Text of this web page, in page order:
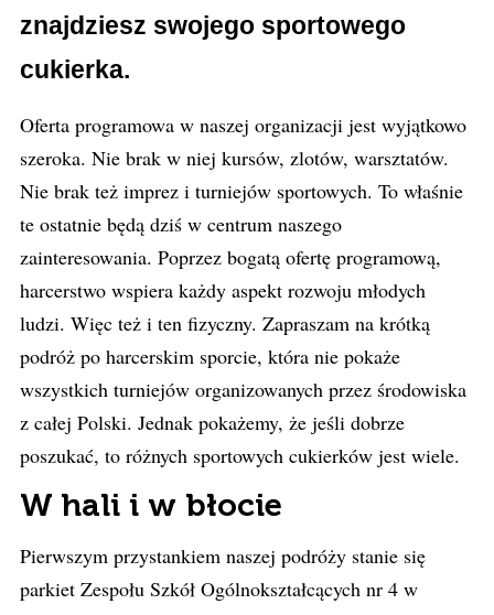
znajdziesz swojego sportowego
cukierka.
Oferta programowa w naszej organizacji jest wyjątkowo
szeroka. Nie brak w niej kursów, zlotów, warsztatów.
Nie brak też imprez i turniejów sportowych. To właśnie
te ostatnie będą dziś w centrum naszego
zainteresowania. Poprzez bogatą ofertę programową,
harcerstwo wspiera każdy aspekt rozwoju młodych
ludzi. Więc też i ten fizyczny. Zapraszam na krótką
podróż po harcerskim sporcie, która nie pokaże
wszystkich turniejów organizowanych przez środowiska
z całej Polski. Jednak pokażemy, że jeśli dobrze
poszukać, to różnych sportowych cukierków jest wiele.
W hali i w błocie
Pierwszym przystankiem naszej podróży stanie się
parkiet Zespołu Szkół Ogólnokształcących nr 4 w